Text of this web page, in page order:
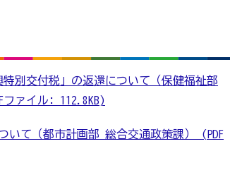
別交付税」の返還について（保健福祉部
ファイル: 112.8KB)
いて（都市計画部 総合交通政策課） (PDF